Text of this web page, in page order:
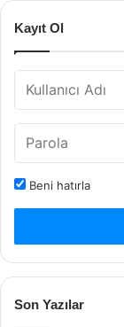
Kayıt Ol
Beni hatırla
Son Yazılar